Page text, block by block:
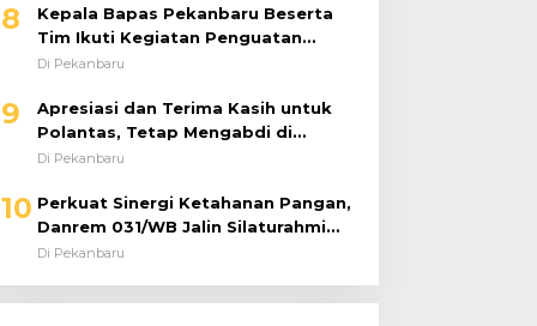
8
Kepala Bapas Pekanbaru Beserta
Tim Ikuti Kegiatan Penguatan
Tugas dan Fungsi serta Paparan
Di Pekanbaru
9
Apresiasi dan Terima Kasih untuk
Polantas, Tetap Mengabdi di
Tengah Guyuran Hujan
Di Pekanbaru
10 Perkuat Sinergi Ketahanan Pangan,
Danrem 031/WB Jalin Silaturahmi
dengan Pimwil Bulog Riau dan Kepri
Di Pekanbaru